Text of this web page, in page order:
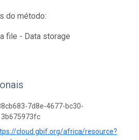
do método:
file - Data storage
7d8e-4677-bc30-
cloud.gbif.org/africa/resource?